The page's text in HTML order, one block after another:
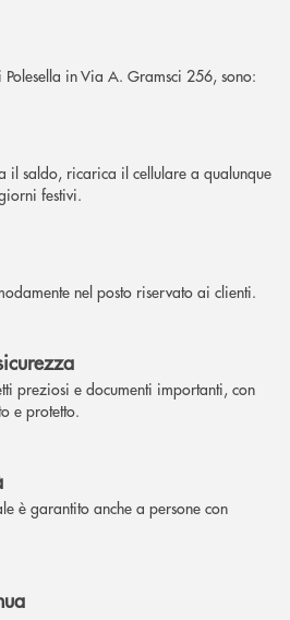
in Via A. Gramsci 256, sono:
il saldo, ricarica il cellulare a qualunque
festivi.
nel posto riservato ai clienti.
preziosi e documenti importanti, con
e protetto.
è garantito anche a persone con